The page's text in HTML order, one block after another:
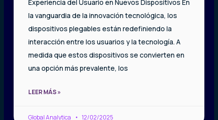
Experiencia del Usuario en Nuevos Dispositivos En
la vanguardia de la innovación tecnológica, los
dispositivos plegables están redefiniendo la
interacción entre los usuarios y la tecnología. A
medida que estos dispositivos se convierten en
una opción más prevalente, los
LEER MÁS »
Global Analytica 12/02/2025